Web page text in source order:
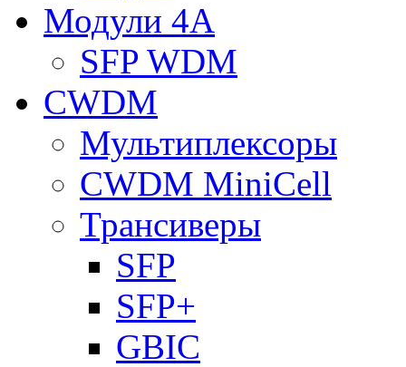
Модули 4A
SFP WDM
CWDM
Мультиплексоры
CWDM MiniCell
Трансиверы
SFP
SFP+
GBIC